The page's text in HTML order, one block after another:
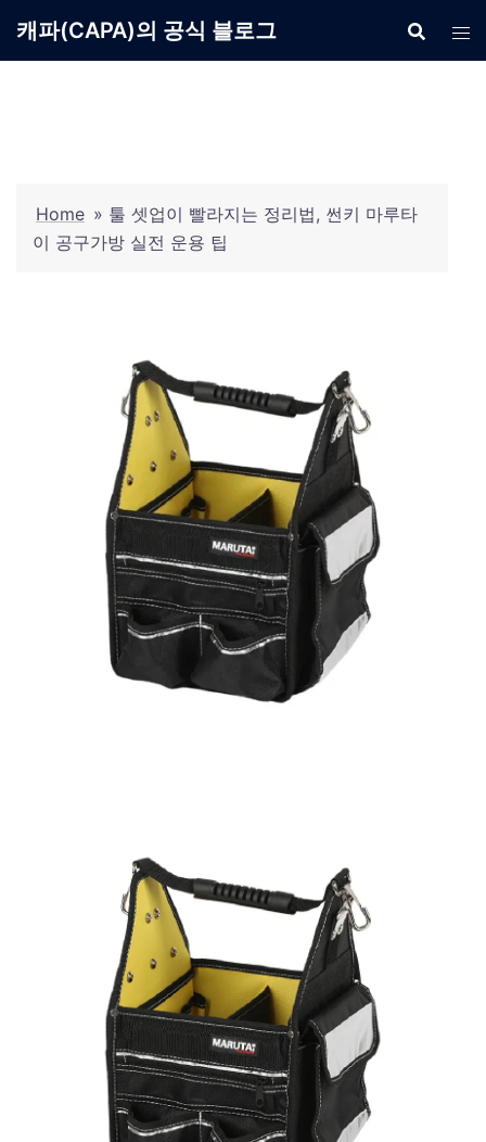
캐파(CAPA)의 공식 블로그
Home » 툴 셋업이 빨라지는 정리법, 썬키 마루타
이 공구가방 실전 운용 팁